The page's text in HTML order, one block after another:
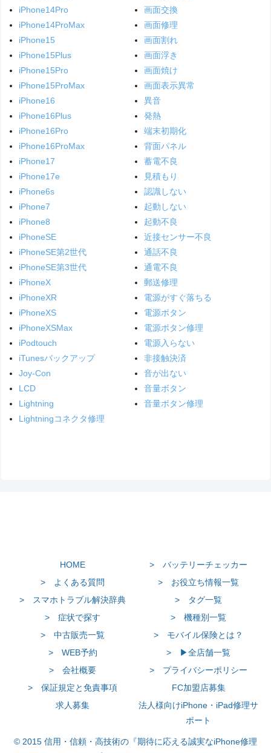
iPhone14Pro
iPhone14ProMax
iPhone15
iPhone15Plus
iPhone15Pro
iPhone15ProMax
iPhone16
iPhone16Plus
iPhone16Pro
iPhone16ProMax
iPhone17
iPhone17e
iPhone6s
iPhone7
iPhone8
iPhoneSE
iPhoneSE第2世代
iPhoneSE第3世代
iPhoneX
iPhoneXR
iPhoneXS
iPhoneXSMax
iPodtouch
iTunesバックアップ
Joy-Con
LCD
Lightning
Lightningコネクタ修理
画面交換
画面修理
画面割れ
画面浮き
画面焼け
画面表示異常
異音
発熱
端末初期化
背面パネル
蓄電不良
見積もり
認識しない
起動しない
起動不良
近接センサー不良
通話不良
通電不良
郵送修理
電源がすぐ落ちる
電源ボタン
電源ボタン修理
電源入らない
非接触決済
音が出ない
音量ボタン
音量ボタン修理
HOME
> バッテリーチェッカー
> よくある質問
> お役立ち情報一覧
> スマホトラブル解決辞典
> タグ一覧
> 症状で探す
> 機種別一覧
> 中古販売一覧
> モバイル保険とは？
> WEB予約
> ▶全店舗一覧
> 会社概要
> プライバシーポリシー
> 保証規定と免責事項
FC加盟店募集
求人募集
法人様向けiPhone・iPad修理サ
ポート
© 2015 信用・信頼・高技術の『期待に応える誠実なiPhone修理